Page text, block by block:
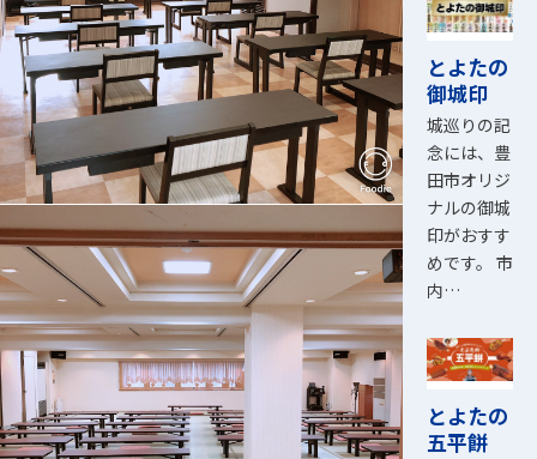
とよたの
御城印
城巡りの記
念には、豊
田市オリジ
ナルの御城
印がおすす
めです。 市
内…
とよたの
五平餅